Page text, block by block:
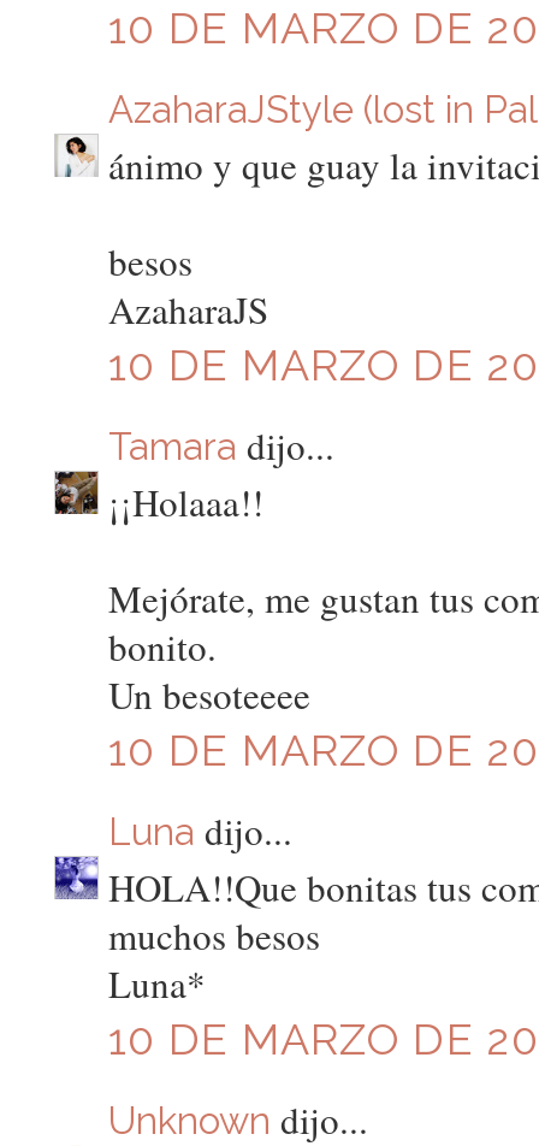
10 DE MARZO DE
AzaharaJStyle (lost in
ánimo y que guay la
besos
AzaharaJS
10 DE MARZO DE
Tamara dijo...
¡¡Holaaa!!
Mejórate, me gustan tus
bonito.
Un besoteeee
10 DE MARZO DE
Luna dijo...
HOLA!!Que bonitas tus
muchos besos
Luna*
10 DE MARZO DE
Unknown dijo...